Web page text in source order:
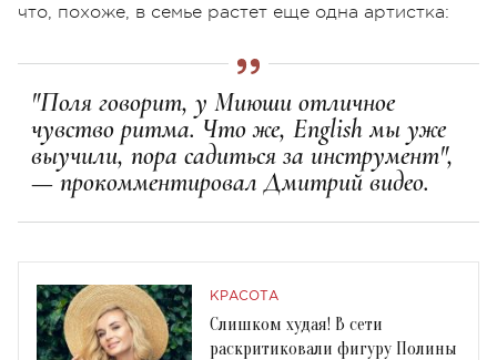
что, похоже, в семье растет еще одна артистка:
"Поля говорит, у Миюши отличное
чувство ритма. Что же, English мы уже
выучили, пора садиться за инструмент",
— прокомментировал Дмитрий видео.
КРАСОТА
Слишком худая! В сети
раскритиковали фигуру Полины